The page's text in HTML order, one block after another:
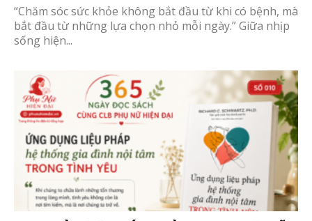
“Chăm sóc sức khỏe không bắt đầu từ khi có bệnh, mà
bắt đầu từ những lựa chọn nhỏ mỗi ngày.” Giữa nhịp
sống hiện...